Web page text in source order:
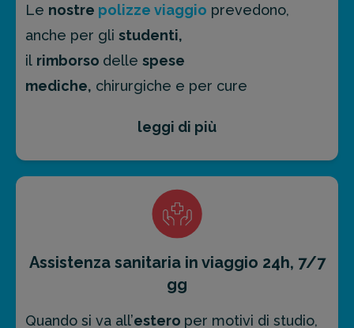
Le nostre polizze viaggio prevedono,
anche per gli studenti,
il rimborso delle spese
mediche, chirurgiche e per cure
massimale illimitato all'estero
Inoltre, in caso diricovero ospedaliero,
qualora la degenza dovesse prolungarsi per
, offriamo a un
biglietto aereodi andata e ritorno o un
biglietto ferroviario di prima classe (in
leggi di più
Assistenza sanitaria in viaggio 24h, 7/7
gg
Quando si va all’estero per motivi di studio,